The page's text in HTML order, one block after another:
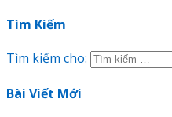
Tìm Kiếm
Tìm kiếm cho:
Bài Viết Mới